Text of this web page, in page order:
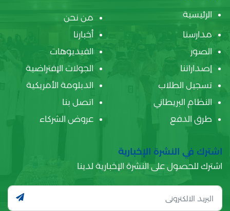
الرئيسية
من نحن
مدارسنا
أخبارنا
الصور
الفيديوهات
إصداراتنا
الجولات الإفتراضية
تسجيل الطلاب
الدبلومة الأمريكية
النظام البريطاني
اتصل بنا
طرق الدفع
عروض الشركاء
اشترك في النشرة الإخبارية
اشترك للحصول على النشرة الإخبارية لدينا